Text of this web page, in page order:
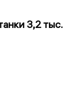
3,2 тыс.